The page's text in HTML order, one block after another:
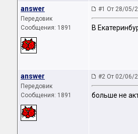
answer
Передовик
Сообщения: 1891
#1 От 28/05/
В
answer
Передовик
Сообщения: 1891
#2 От 02/06/
больше не